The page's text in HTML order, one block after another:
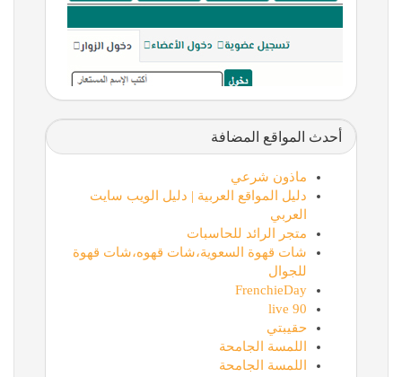
أحدث المواقع المضافة
ماذون شرعي
دليل المواقع العربية | دليل الويب سايت
العربي
متجر الرائد للحاسبات
شات قهوة السعوية،شات قهوه،شات قهوة
للجوال
FrenchieDay
90 live
حقيبتي
اللمسة الجامحة
اللمسة الجامحة